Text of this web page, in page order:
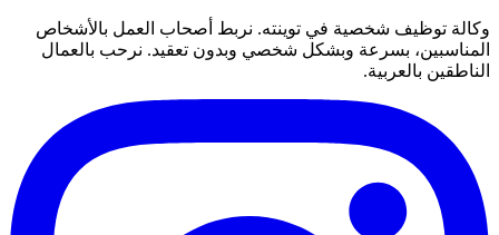
وكالة توظيف شخصية في توينته. نربط أصحاب العمل بالأشخاص
المناسبين، بسرعة وبشكل شخصي وبدون تعقيد. نرحب بالعمال
الناطقين بالعربية.